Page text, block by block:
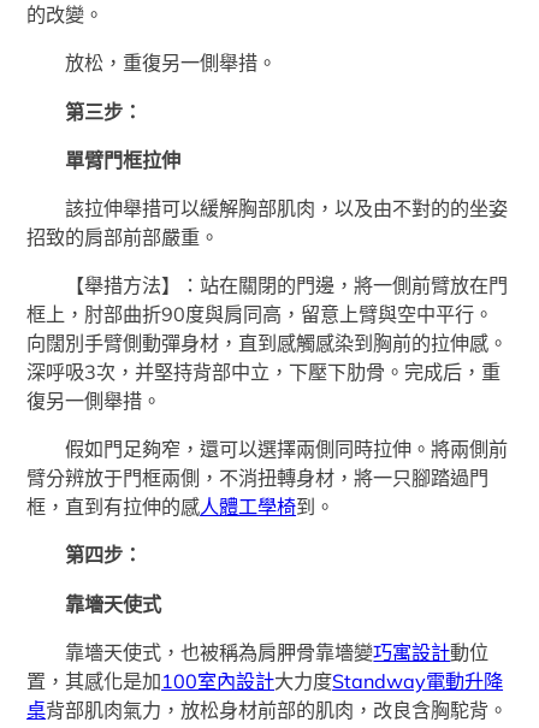
的改變。
放松，重復另一側舉措。
第三步：
單臂門框拉伸
該拉伸舉措可以緩解胸部肌肉，以及由不對的的坐姿
招致的肩部前部嚴重。
【舉措方法】：站在關閉的門邊，將一側前臂放在門
框上，肘部曲折90度與肩同高，留意上臂與空中平行。
向闊別手臂側動彈身材，直到感觸感染到胸前的拉伸感。
深呼吸3次，并堅持背部中立，下壓下肋骨。完成后，重
復另一側舉措。
假如門足夠窄，還可以選擇兩側同時拉伸。將兩側前
臂分辨放于門框兩側，不消扭轉身材，將一只腳踏過門
框，直到有拉伸的感人體工學椅到。
第四步：
靠墻天使式
靠墻天使式，也被稱為肩胛骨靠墻變巧寓設計動位
置，其感化是加100室內設計大力度Standway電動升降
桌背部肌肉氣力，放松身材前部的肌肉，改良含胸駝背。